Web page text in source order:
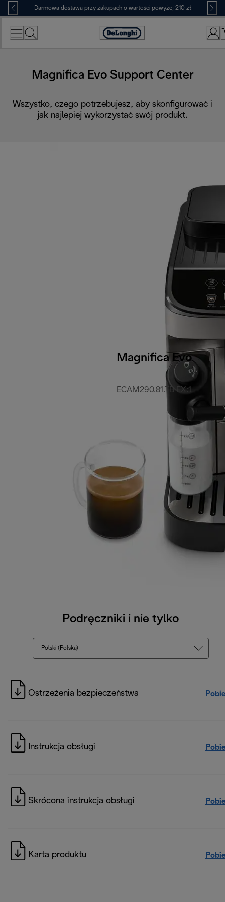
Skip
to
Content
Darmowa dostawa przy zakupach o wartości powyżej 210 zł
Deklaracja
Magnifica Evo Support Center
Wszystko, czego potrzebujesz, aby skonfigurować i
jak najlepiej wykorzystać swój produkt.
Magnifica Evo
ECAM290.81.TB EX:1
Podręczniki i nie tylko
Polski (Polska)
Ostrzeżenia bezpieczeństwa
Instrukcja obsługi
Skrócona instrukcja obsługi
Karta produktu